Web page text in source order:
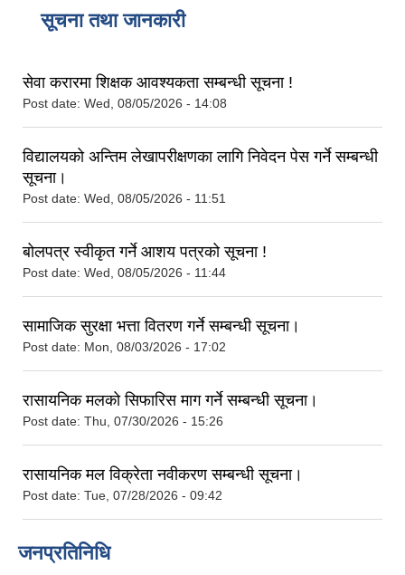
सूचना तथा जानकारी
सेवा करारमा शिक्षक आवश्‍यकता सम्बन्धी सूचना !
Post date: Wed, 08/05/2026 - 14:08
विद्यालयको अन्तिम लेखापरीक्षणका लागि निवेदन पेस गर्ने सम्बन्धी
सूचना।
Post date: Wed, 08/05/2026 - 11:51
बोलपत्र स्वीकृत गर्ने आशय पत्रको सूचना !
Post date: Wed, 08/05/2026 - 11:44
सामाजिक सुरक्षा भत्ता वितरण गर्ने सम्बन्धी सूचना।
Post date: Mon, 08/03/2026 - 17:02
रासायनिक मलको सिफारिस माग गर्ने सम्बन्धी सूचना।
Post date: Thu, 07/30/2026 - 15:26
रासायनिक मल विक्रेता नवीकरण सम्बन्धी सूचना।
Post date: Tue, 07/28/2026 - 09:42
जनप्रतिनिधि